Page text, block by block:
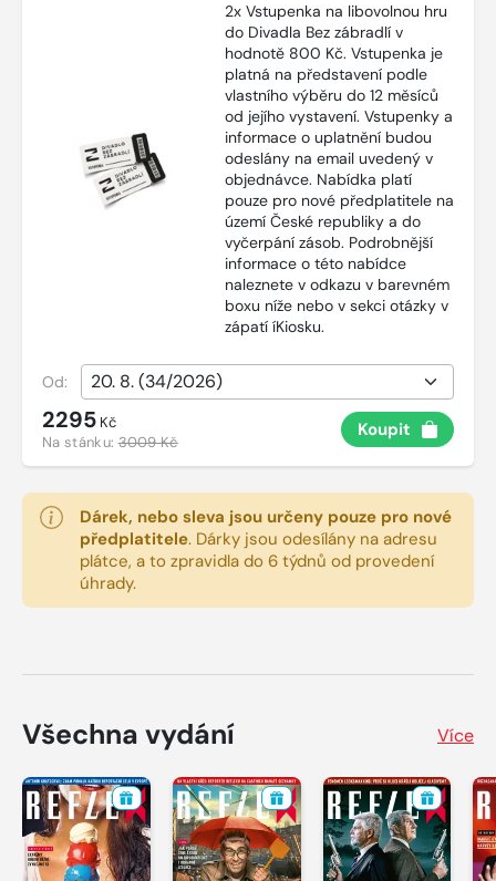
2x Vstupenka na libovolnou hru
do Divadla Bez zábradlí v
hodnotě 800 Kč. Vstupenka je
platná na představení podle
vlastního výběru do 12 měsíců
od jejího vystavení. Vstupenky a
informace o uplatnění budou
odeslány na email uvedený v
objednávce. Nabídka platí
pouze pro nové předplatitele na
území České republiky a do
vyčerpání zásob. Podrobnější
informace o této nabídce
naleznete v odkazu v barevném
boxu níže nebo v sekci otázky v
zápatí íKiosku.
Od:
2295 Kč
Na stánku:3009 Kč
Koupit
Dárek, nebo sleva jsou určeny pouze pro nové
předplatitele. Dárky jsou odesílány na adresu
plátce, a to zpravidla do 6 týdnů od provedení
úhrady.
Všechna vydání Více